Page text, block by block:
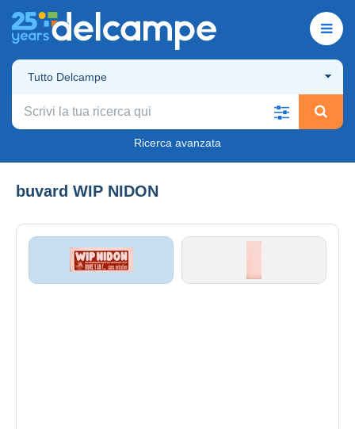
Tutto Delcampe
Ricerca avanzata
buvard WIP NIDON